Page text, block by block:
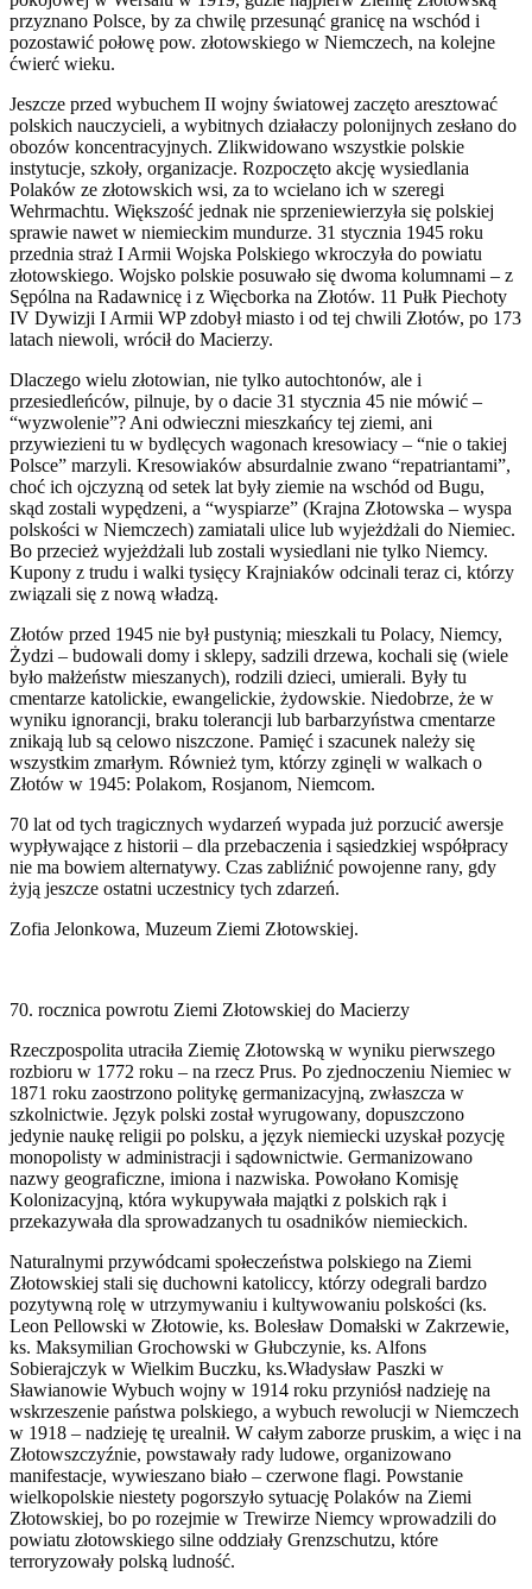
przyznano Polsce, by za chwilę przesunąć granicę na wschód i
pozostawić połowę pow. złotowskiego w Niemczech, na kolejne
ćwierć wieku.
Jeszcze przed wybuchem II wojny światowej zaczęto aresztować
polskich nauczycieli, a wybitnych działaczy polonijnych zesłano do
obozów koncentracyjnych. Zlikwidowano wszystkie polskie
instytucje, szkoły, organizacje. Rozpoczęto akcję wysiedlania
Polaków ze złotowskich wsi, za to wcielano ich w szeregi
Wehrmachtu. Większość jednak nie sprzeniewierzyła się polskiej
sprawie nawet w niemieckim mundurze. 31 stycznia 1945 roku
przednia straż I Armii Wojska Polskiego wkroczyła do powiatu
złotowskiego. Wojsko polskie posuwało się dwoma kolumnami – z
Sępólna na Radawnicę i z Więcborka na Złotów. 11 Pułk Piechoty
IV Dywizji I Armii WP zdobył miasto i od tej chwili Złotów, po 173
latach niewoli, wrócił do Macierzy.
Dlaczego wielu złotowian, nie tylko autochtonów, ale i
przesiedleńców, pilnuje, by o dacie 31 stycznia 45 nie mówić –
“wyzwolenie”? Ani odwieczni mieszkańcy tej ziemi, ani
przywiezieni tu w bydlęcych wagonach kresowiacy – “nie o takiej
Polsce” marzyli. Kresowiaków absurdalnie zwano “repatriantami”,
choć ich ojczyzną od setek lat były ziemie na wschód od Bugu,
skąd zostali wypędzeni, a “wyspiarze” (Krajna Złotowska – wyspa
polskości w Niemczech) zamiatali ulice lub wyjeżdżali do Niemiec.
Bo przecież wyjeżdżali lub zostali wysiedlani nie tylko Niemcy.
Kupony z trudu i walki tysięcy Krajniaków odcinali teraz ci, którzy
związali się z nową władzą.
Złotów przed 1945 nie był pustynią; mieszkali tu Polacy, Niemcy,
Żydzi – budowali domy i sklepy, sadzili drzewa, kochali się (wiele
było małżeństw mieszanych), rodzili dzieci, umierali. Były tu
cmentarze katolickie, ewangelickie, żydowskie. Niedobrze, że w
wyniku ignorancji, braku tolerancji lub barbarzyństwa cmentarze
znikają lub są celowo niszczone. Pamięć i szacunek należy się
wszystkim zmarłym. Również tym, którzy zginęli w walkach o
Złotów w 1945: Polakom, Rosjanom, Niemcom.
70 lat od tych tragicznych wydarzeń wypada już porzucić awersje
wypływające z historii – dla przebaczenia i sąsiedzkiej współpracy
nie ma bowiem alternatywy. Czas zabliźnić powojenne rany, gdy
żyją jeszcze ostatni uczestnicy tych zdarzeń.
Zofia Jelonkowa, Muzeum Ziemi Złotowskiej.
70. rocznica powrotu Ziemi Złotowskiej do Macierzy
Rzeczpospolita utraciła Ziemię Złotowską w wyniku pierwszego
rozbioru w 1772 roku – na rzecz Prus. Po zjednoczeniu Niemiec w
1871 roku zaostrzono politykę germanizacyjną, zwłaszcza w
szkolnictwie. Język polski został wyrugowany, dopuszczono
jedynie naukę religii po polsku, a język niemiecki uzyskał pozycję
monopolisty w administracji i sądownictwie. Germanizowano
nazwy geograficzne, imiona i nazwiska. Powołano Komisję
Kolonizacyjną, która wykupywała majątki z polskich rąk i
przekazywała dla sprowadzanych tu osadników niemieckich.
Naturalnymi przywódcami społeczeństwa polskiego na Ziemi
Złotowskiej stali się duchowni katoliccy, którzy odegrali bardzo
pozytywną rolę w utrzymywaniu i kultywowaniu polskości (ks.
Leon Pellowski w Złotowie, ks. Bolesław Domałski w Zakrzewie,
ks. Maksymilian Grochowski w Głubczynie, ks. Alfons
Sobierajczyk w Wielkim Buczku, ks.Władysław Paszki w
Sławianowie Wybuch wojny w 1914 roku przyniósł nadzieję na
wskrzeszenie państwa polskiego, a wybuch rewolucji w Niemczech
w 1918 – nadzieję tę urealnił. W całym zaborze pruskim, a więc i na
Złotowszczyźnie, powstawały rady ludowe, organizowano
manifestacje, wywieszano biało – czerwone flagi. Powstanie
wielkopolskie niestety pogorszyło sytuację Polaków na Ziemi
Złotowskiej, bo po rozejmie w Trewirze Niemcy wprowadzili do
powiatu złotowskiego silne oddziały Grenzschutzu, które
terroryzowały polską ludność.